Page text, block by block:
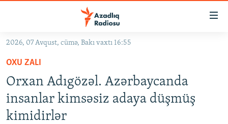
Əsas
qayıt
Əsas
naviqasiyaya
qayıt
Axtarışa
KORRUPSIOMETR
#ƏSLINDƏ
2026, 07 Avqust, cümə, Bakı vaxtı 16:55
OXU ZALI
Orxan Adıgözəl. Azərbaycanda
insanlar kimsəsiz adaya düşmüş
kimidirlər